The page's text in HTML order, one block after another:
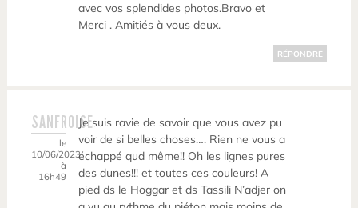
avec vos splendides photos.Bravo et
Merci . Amitiés à vous deux.
RÉPONDRE
SANFROISE
le
10/06/2023
à
16h49
Je suis ravie de savoir que vous avez pu
voir de si belles choses…. Rien ne vous a
échappé qud même!! Oh les lignes pures
des dunes!!! et toutes ces couleurs! A
pied ds le Hoggar et ds Tassili N’adjer on